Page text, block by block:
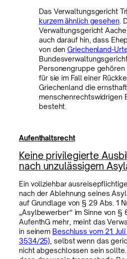
Das Verwaltungsgericht
kurzem ähnlich gesehen .
Verwaltungsgericht
auch darauf hin, dass
von denGriechenland-
Personengruppe
für sie im Fall einer
Griechenland die
menschenrechtswidrigen
besteht.
Aufenthaltsrecht
Keine privilegierte
nach unzulässigem
Ein vollziehbar
nach der Ablehnung seines
auf Grundlage von § 29 Abs. 1
„Asylbewerber“ im Sinne von §
AufenthG mehr, meint das
in seinem Beschluss vom 21.
3534/25) , selbst wenn das
nicht abgeschlossen sein sollte.